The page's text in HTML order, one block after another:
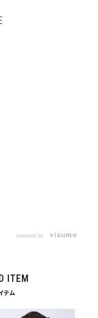
索する
powered by
ITEM
テム